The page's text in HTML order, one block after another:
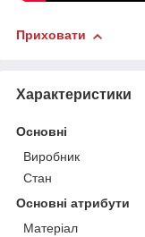
Приховати
Характеристики
Основні
Виробник
Стан
Основні атрибути
Матеріал